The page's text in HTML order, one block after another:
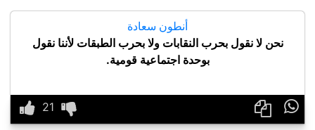
أنطون سعادة
نحن لا نقول بحرب النقابات ولا بحرب الطبقات لأننا نقول
بوحدة اجتماعية قومية.
